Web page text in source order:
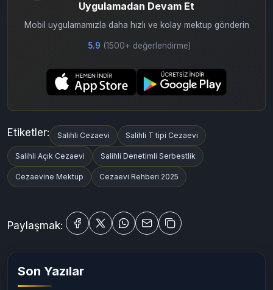
Uygulamadan Devam Et
Mobil uygulamamızla daha hızlı ve kolay mektup gönderin
Salihli Açık Cezaevi Salihli Denetimli Serbestlik
Cezaevine Mektup Cezaevi Rehberi 2025
Paylaşmak: